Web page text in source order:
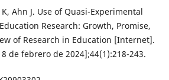
Ahn J. Use of Quasi-Experimental
Research: Growth, Promise,
of Research in Education [Internet].
de febrero de 2024];44(1):218-243.